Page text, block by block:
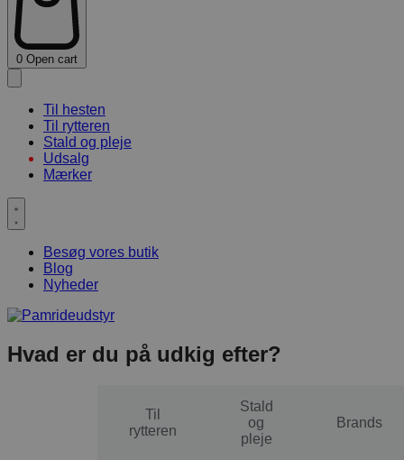
0 Open cart
Til hesten
Til rytteren
Stald og pleje
Udsalg
Mærker
Besøg vores butik
Blog
Nyheder
Hvad er du på udkig efter?
Til
rytteren
Stald
og
pleje
Brands